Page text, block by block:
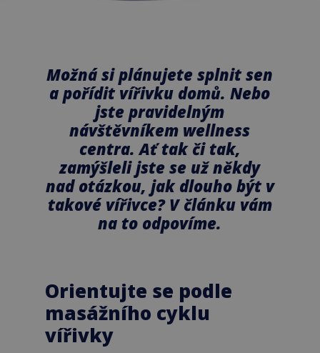
Možná si plánujete splnit sen
a pořídit vířivku domů. Nebo
jste pravidelným
návštěvníkem wellness
centra. Ať tak či tak,
zamýšleli jste se už někdy
nad otázkou, jak dlouho být v
takové vířivce? V článku vám
na to odpovíme.
Orientujte se podle
masážního cyklu
vířivky